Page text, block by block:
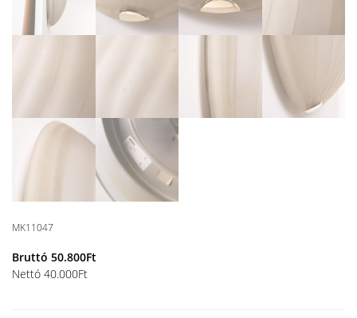
MK11047
Bruttó 50.800Ft
Nettó 40.000Ft